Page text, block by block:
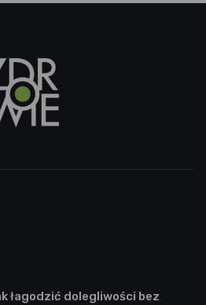
łagodzić dolegliwości bez